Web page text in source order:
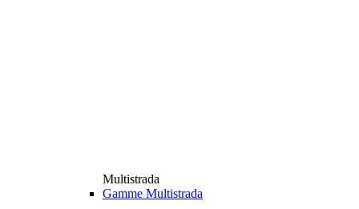
Multistrada
Gamme Multistrada